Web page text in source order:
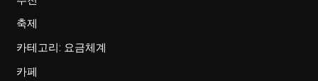
축제
카테고리: 요금체계
카페